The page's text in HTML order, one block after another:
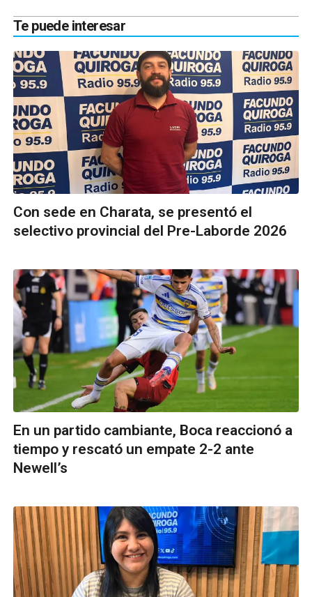
Te puede interesar
Con sede en Charata, se presentó el
selectivo provincial del Pre-Laborde 2026
En un partido cambiante, Boca reaccionó a
tiempo y rescató un empate 2-2 ante
Newell’s